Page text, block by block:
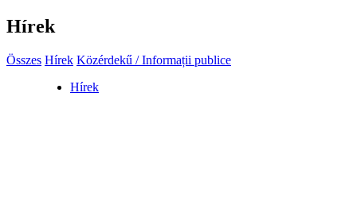
Hírek
Összes Hírek Közérdekű / Informații publice
Hírek